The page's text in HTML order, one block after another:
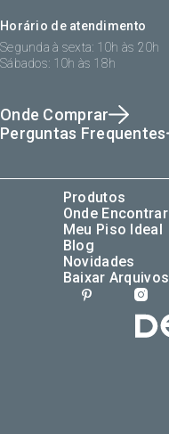
Horário de atendimento
Segunda à sexta: 10h às 20h
Sábados: 10h às 18h
Onde Comprar
Perguntas Frequentes
Produtos
Onde Encontrar
Meu Piso Ideal
Blog
Novidades
Baixar Arquivos